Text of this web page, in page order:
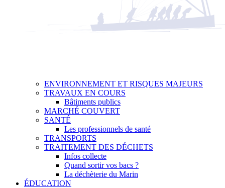
ENVIRONNEMENT ET RISQUES MAJEURS
TRAVAUX EN COURS
Bâtiments publics
MARCHÉ COUVERT
SANTÉ
Les professionnels de santé
TRANSPORTS
TRAITEMENT DES DÉCHETS
Infos collecte
Quand sortir vos bacs ?
La déchèterie du Marin
ÉDUCATION